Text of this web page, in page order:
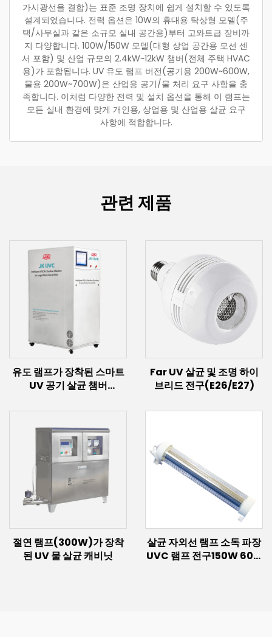
가시광선을 결합)는 표준 조명 장치에 쉽게 설치할 수 있도록
설계되었습니다. 전력 옵션은 10W의 휴대용 탁상형 모델(주
택/사무실과 같은 소규모 실내 공간용)부터 고와트급 장비까
지 다양합니다. 100W/150W 모델(대형 상업 공간용 모션 센
서 포함) 및 산업 규모의 2.4kW~12kW 챔버(전체 주택 HVAC
용)가 포함됩니다. UV 유도 램프 버전(공기용 200W~600W,
물용 200W~700W)은 산업용 공기/물 처리 요구 사항을 충
족합니다. 이처럼 다양한 전력 및 설치 옵션을 통해 이 램프는
모든 실내 환경에 맞게 개인용, 상업용 및 산업용 살균 요구
사항에 적합합니다.
관련 제품
유도 램프가 장착된 스마트
UV 공기 살균 챔버
Far UV 살균 및 조명 하이
브리드 전구(E26/E27)
절연 램프(300W)가 장착
된 UV 물 살균 캐비닛
살균 자외선 램프 소독 파장
UVC 램프 전구150W 60w